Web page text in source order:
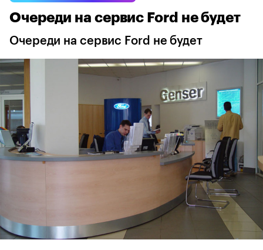
Lada Haval Changan
Очереди на сервис Ford не будет
Очереди на сервис Ford не будет